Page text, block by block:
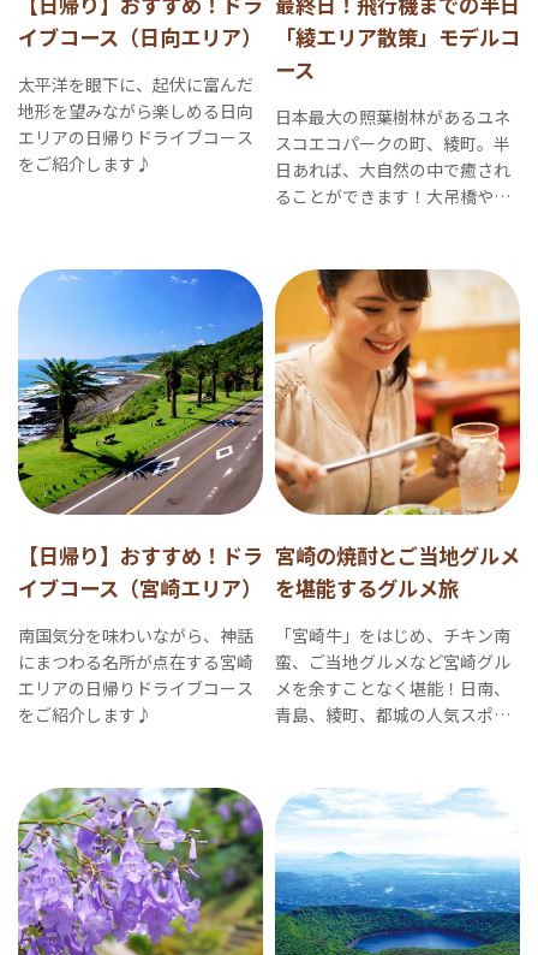
イブコース（日向エリア）
太平洋を眼下に、起伏に富んだ
地形を望みながら楽しめる日向
エリアの日帰りドライブコース
をご紹介します♪
「綾エリア散策」モデルコ
ース
日本最大の照葉樹林があるユネ
スコエコパークの町、綾町。半
日あれば、大自然の中で癒され
ることができます！大吊橋や乗
【日帰り】おすすめ！ドラ
イブコース（宮崎エリア）
南国気分を味わいながら、神話
にまつわる名所が点在する宮崎
エリアの日帰りドライブコース
をご紹介します♪
宮崎の焼酎とご当地グルメ
を堪能するグルメ旅
「宮崎牛」をはじめ、チキン南
蛮、ご当地グルメなど宮崎グル
メを余すことなく堪能！日南、
青島、綾町、都城の人気スポッ